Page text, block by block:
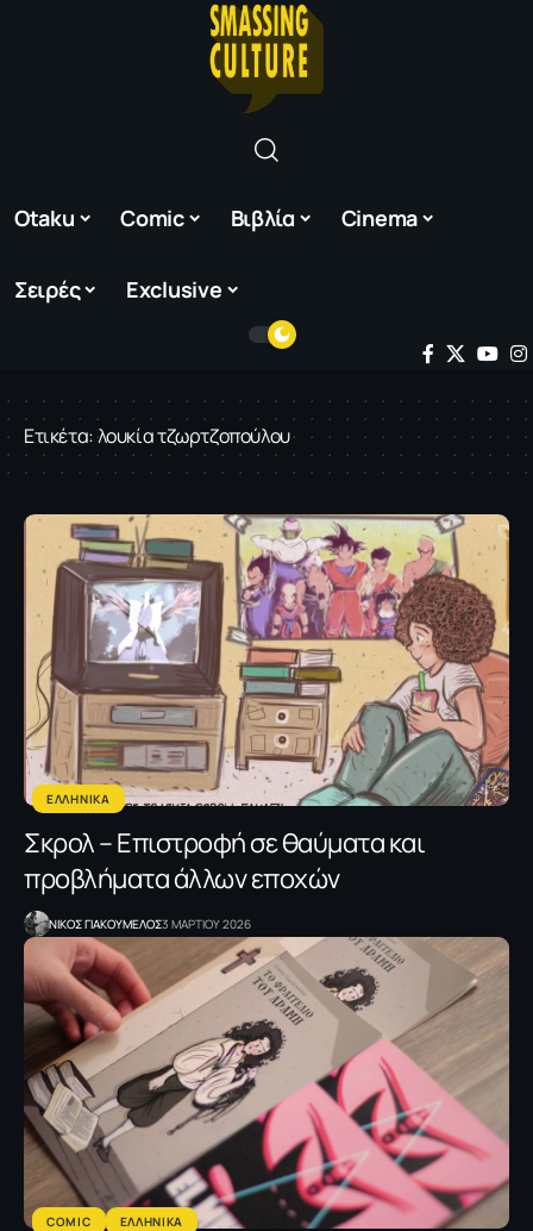
Otaku Comic Βιβλία Cinema
Σειρές Exclusive
Ετικέτα:λουκία τζωρτζοπούλου
ΕΛΛΗΝΙΚΑ
Σκρολ – Επιστροφή σε θαύματα και
προβλήματα άλλων εποχών
NΙΚΟΣ ΓΙΑΚΟΥΜΕΛΟΣ3 ΜΑΡΤΙΟΥ 2026
COMIC ΕΛΛΗΝΙΚΑ